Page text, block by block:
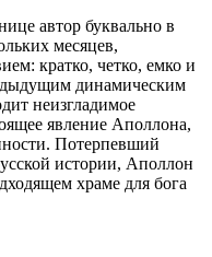
автор буквально в
месяцев,
кратко, четко, емко и
динамическим
неизгладимое
явление Аполлона,
Потерпевший
истории, Аполлон
храме для бога